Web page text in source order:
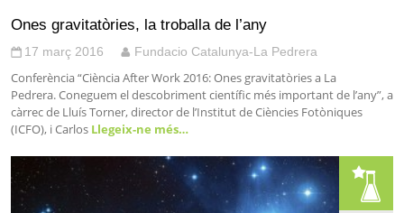
Ones gravitatòries, la troballa de l’any
17 març 2016 Fundacio Catalunya-La Pedrera
Conferència “Ciència After Work 2016: Ones gravitatòries a La
Pedrera. Coneguem el descobriment científic més important de l’any”, a
càrrec de Lluís Torner, director de l’Institut de Ciències Fotòniques
(ICFO), i Carlos Llegeix-ne més…